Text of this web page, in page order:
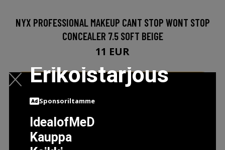
NYX PROFESSIONAL MAKEUP CANT STOP WONT STOP
CONCEALER 7.5 SOFT BEIGE
11 EUR
LISÄTIETOJA
Erikoistarjous
Sponsoriltamme
IdealofMeD
Kauppa